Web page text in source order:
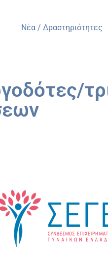
Nέα / Δραστηριότητες